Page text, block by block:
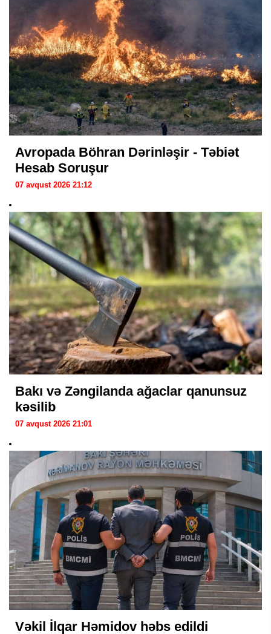
Avropada Böhran Dərinləşir - Təbiət
Hesab Soruşur
07 avqust 2026 21:12
Bakı və Zəngilanda ağaclar qanunsuz
kəsilib
07 avqust 2026 21:01
Vəkil İlqar Həmidov həbs edildi